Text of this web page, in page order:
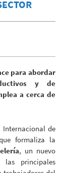
para abordar
y de
a cerca de
Internacional de
formaliza la
, un nuevo
principales